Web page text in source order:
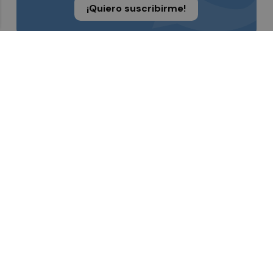
¡Quiero suscribirme!